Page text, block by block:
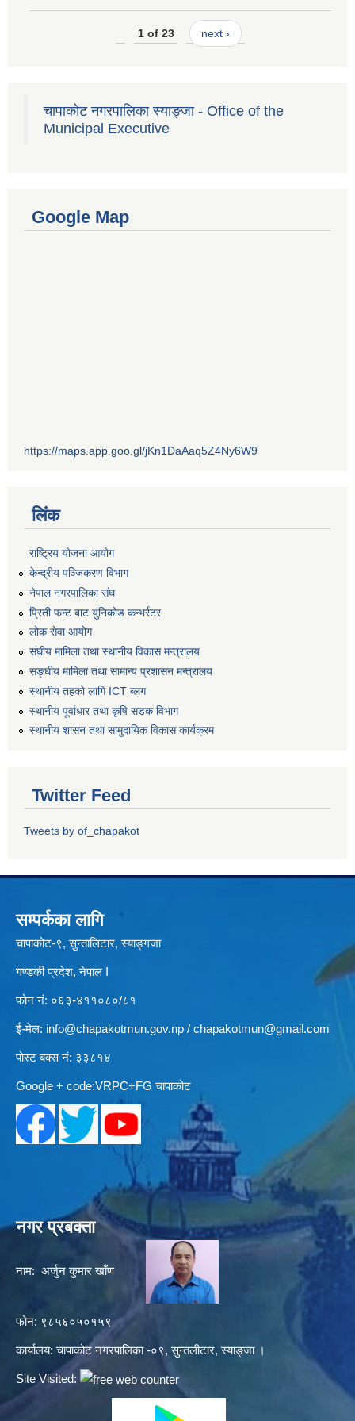
1 of 23 next ›
चापाकोट नगरपालिका स्याङ्जा - Office of the
Municipal Executive
Google Map
https://maps.app.goo.gl/jKn1DaAaq5Z4Ny6W9
लिंक
राष्ट्रिय योजना आयोग
केन्द्रीय पञ्जिकरण विभाग
नेपाल नगरपालिका संघ
प्रिती फन्ट बाट युनिकोड कन्भर्रटर
लोक सेवा आयोग
संघीय मामिला तथा स्थानीय विकास मन्त्रालय
सङ्घीय मामिला तथा सामान्य प्रशासन मन्त्रालय
स्थानीय तहको लागि ICT ब्लग
स्थानीय पूर्वाधार तथा कृषि सडक विभाग
स्थानीय शासन तथा सामुदायिक विकास कार्यक्रम
Twitter Feed
Tweets by of_chapakot
सम्पर्कका लागि
चापाकोट-९, सुन्तालिटार, स्याङ्गजा
गण्डकी प्रदेश, नेपाल I
फोन नं: ०६३-४११०८०/८१
ई-मेल: info@chapakotmun.gov.np / chapakotmun@gmail.com
पोस्ट बक्स नं: ३३८१४
Google + code:VRPC+FG चापाकोट
नगर प्रबक्ता
नाम: अर्जुन कुमार खाँण
फोन: ९८५६०५०१५९
कार्यालय: चापाकोट नगरपालिका -०९, सुन्तलीटार, स्याङ्जा ।
Site Visited: